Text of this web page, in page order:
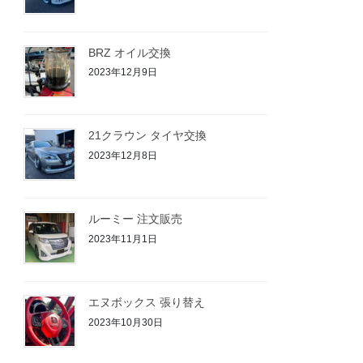
BRZ オイル交換
2023年12月9日
21クラウン タイヤ交換
2023年12月8日
ルーミー 注文販売
2023年11月1日
エヌボックス 張り替え
2023年10月30日